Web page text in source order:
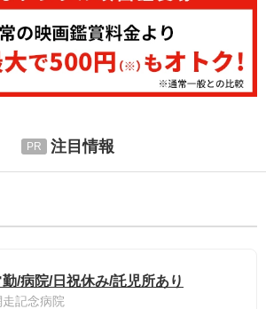
注目情報
/病院/日祝休み/託児所あり
記念病院